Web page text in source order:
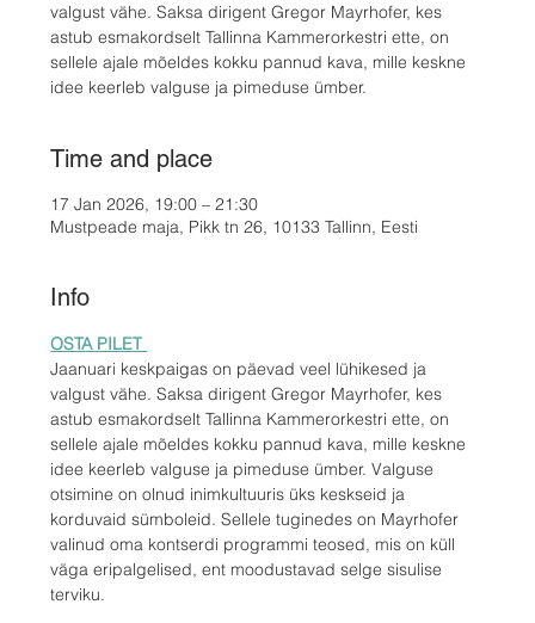
valgust vähe. Saksa dirigent Gregor Mayrhofer, kes
astub esmakordselt Tallinna Kammerorkestri ette, on
sellele ajale mõeldes kokku pannud kava, mille keskne
idee keerleb valguse ja pimeduse ümber.
Time and place
17 Jan 2026, 19:00 – 21:30
Mustpeade maja, Pikk tn 26, 10133 Tallinn, Eesti
Info
OSTA PILET
Jaanuari keskpaigas on päevad veel lühikesed ja
valgust vähe. Saksa dirigent Gregor Mayrhofer, kes
astub esmakordselt Tallinna Kammerorkestri ette, on
sellele ajale mõeldes kokku pannud kava, mille keskne
idee keerleb valguse ja pimeduse ümber. Valguse
otsimine on olnud inimkultuuris üks keskseid ja
korduvaid sümboleid. Sellele tuginedes on Mayrhofer
valinud oma kontserdi programmi teosed, mis on küll
väga eripalgelised, ent moodustavad selge sisulise
terviku.